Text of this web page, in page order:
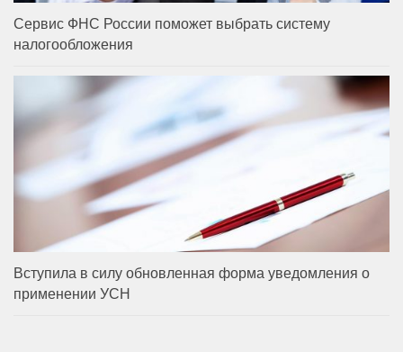
Сервис ФНС России поможет выбрать систему
налогообложения
Вступила в силу обновленная форма уведомления о
применении УСН